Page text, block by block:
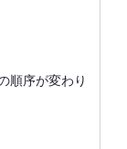
順序が変わり